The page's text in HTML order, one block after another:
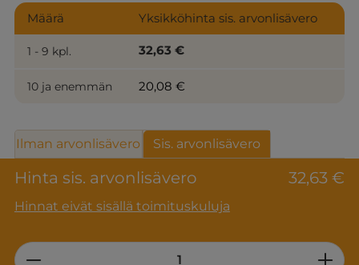
Hinta sis. arvonlisävero 32,63 €
Hinnat eivät sisällä toimituskuluja
Määrä Yksikköhinta sis. arvonlisävero
1 - 9 kpl. 32,63 €
10 ja enemmän 20,08 €
Ilman arvonlisävero Sis. arvonlisävero
Product Quantity: Enter the desired